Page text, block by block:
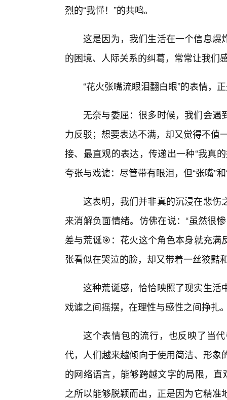
烈的“我懂！”的共鸣。
这是因为，我们生活在一个信息爆
的困境、人际关系的纠葛，常常让我们
“花火张嘴流眼泪翻白眼”的表情，
无奈与委屈：很多时候，我们会
力反驳；想要表达不满，却又觉得不值
接、最直观的表达，传递出一种“我真
夸张与戏谑：尽管带有眼泪，但“张嘴”
这表明，我们并非真的沉浸在悲伤
来消解负面情绪。仿佛在说：“虽然很
差与荒诞🎯：花火这个角色本身就充
张看似在哭泣的脸，却又带着一丝狡黠
这种荒诞感，恰恰映照了现实生活
戏谑之间摇摆，在理性与感性之间挣扎
这个表情包的流行，也反映了当
代，人们越来越倾向于使用简洁、形
的网络语言，能够跨越文字的局限，
之所以能够脱颖而出，正是因为它精准